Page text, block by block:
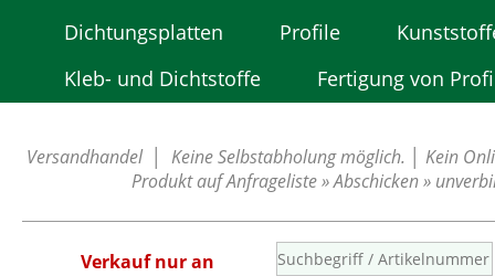
Dichtungsplatten
Profile
Kleb- und Dichtstoffe
Fertigung von
Versandhandel │ Keine Selbstabholung möglich. │ Kein
Produkt auf Anfrageliste » Abschicken »
Verkauf nur an